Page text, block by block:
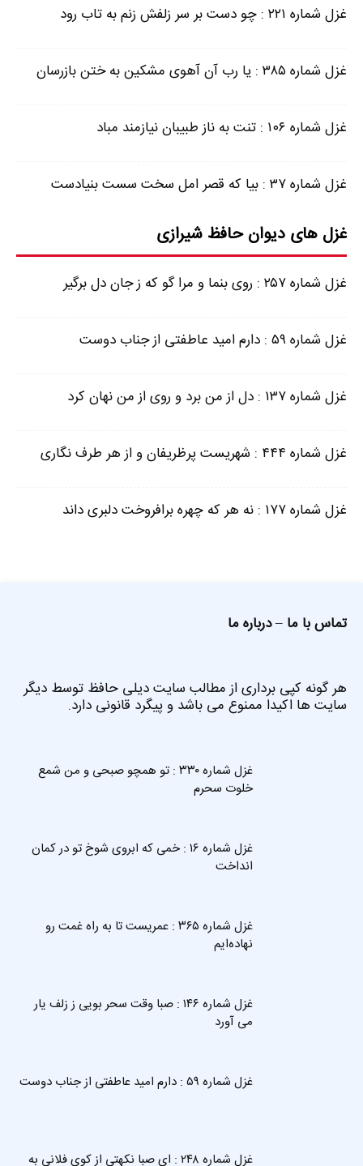
غزل شماره ۲۲۱ : چو دست بر سر زلفش زنم به تاب رود
غزل شماره ۳۸۵ : یا رب آن آهوی مشکین به ختن بازرسان
غزل شماره ۱۰۶ : تنت به ناز طبیبان نیازمند مباد
غزل شماره ۳۷ : بیا که قصر امل سخت سست بنیادست
غزل های دیوان حافظ شیرازی
غزل شماره ۲۵۷ : روی بنما و مرا گو که ز جان دل برگیر
غزل شماره ۵۹ : دارم امید عاطفتی از جناب دوست
غزل شماره ۱۳۷ : دل از من برد و روی از من نهان کرد
غزل شماره ۴۴۴ : شهریست پرظریفان و از هر طرف نگاری
غزل شماره ۱۷۷ : نه هر که چهره برافروخت دلبری داند
تماس با ما –درباره ما
هر گونه کپی برداری از مطالب سایت دیلی حافظ توسط دیگر
سایت ها اکیدا ممنوع می باشد و پیگرد قانونی دارد.
غزل شماره ۳۳۰ : تو همچو صبحی و من شمع
خلوت سحرم
غزل شماره ۱۶ : خمی که ابروی شوخ تو در کمان
انداخت
غزل شماره ۳۶۵ : عمریست تا به راه غمت رو
نهاده‌ایم
غزل شماره ۱۴۶ : صبا وقت سحر بویی ز زلف یار
می‌ آورد
غزل شماره ۵۹ : دارم امید عاطفتی از جناب دوست
غزل شماره ۲۴۸ : ای صبا نکهتی از کوی فلانی به